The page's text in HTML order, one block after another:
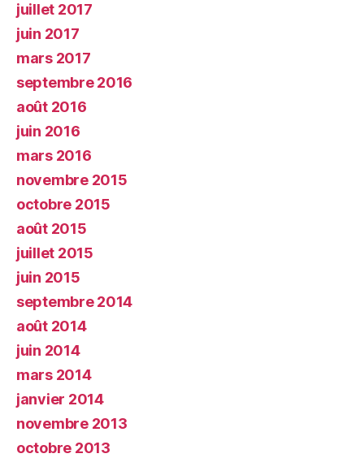
juillet 2017
juin 2017
mars 2017
septembre 2016
août 2016
juin 2016
mars 2016
novembre 2015
octobre 2015
août 2015
juillet 2015
juin 2015
septembre 2014
août 2014
juin 2014
mars 2014
janvier 2014
novembre 2013
octobre 2013